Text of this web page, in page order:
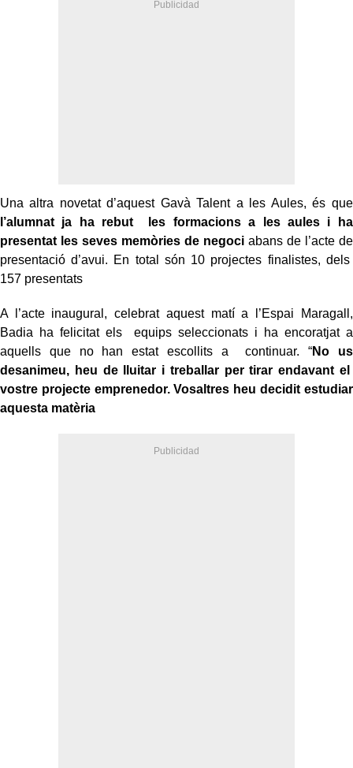
Una altra novetat d’aquest Gavà Talent a les Aules, és que
l’alumnat ja ha rebut les formacions a les aules i ha
presentat les seves memòries de negoci abans de l’acte de
presentació d’avui. En total són 10 projectes finalistes, dels
157 presentats
A l’acte inaugural, celebrat aquest matí a l’Espai Maragall,
Badia ha felicitat els equips seleccionats i ha encoratjat a
aquells que no han estat escollits a continuar. “No us
desanimeu, heu de lluitar i treballar per tirar endavant el
vostre projecte emprenedor. Vosaltres heu decidit estudiar
aquesta matèria